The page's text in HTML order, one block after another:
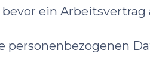
ein Arbeitsvertrag
personenbezogenen